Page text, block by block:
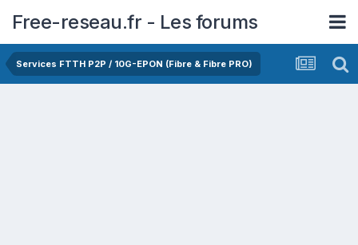
Free-reseau.fr - Les forums
Services FTTH P2P / 10G-EPON (Fibre & Fibre PRO)